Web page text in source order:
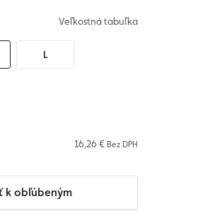
Veľkostná tabuľka
L
16,26 € Bez DPH
k obľúbeným